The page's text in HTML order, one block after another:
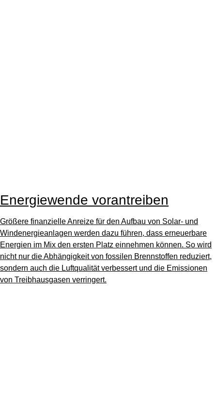
Energiewende vorantreiben
Größere finanzielle Anreize für den Aufbau von Solar- und
Windenergieanlagen werden dazu führen, dass erneuerbare
Energien im Mix den ersten Platz einnehmen können. So wird
nicht nur die Abhängigkeit von fossilen Brennstoffen reduziert,
sondern auch die Luftqualität verbessert und die Emissionen
von Treibhausgasen verringert.